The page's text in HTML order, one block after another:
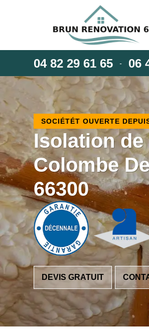
04 82 29 61 65 - 06
SOCIÉTÉT OUVERTE
Isolation
Colombe
66300
DEVIS GRATUIT